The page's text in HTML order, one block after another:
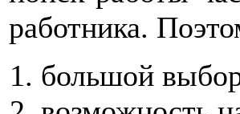
работника.
большой